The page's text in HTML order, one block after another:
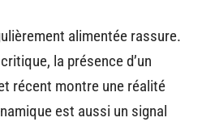
alimentée rassure.
la présence d’un
récent montre une réalité
est aussi un signal